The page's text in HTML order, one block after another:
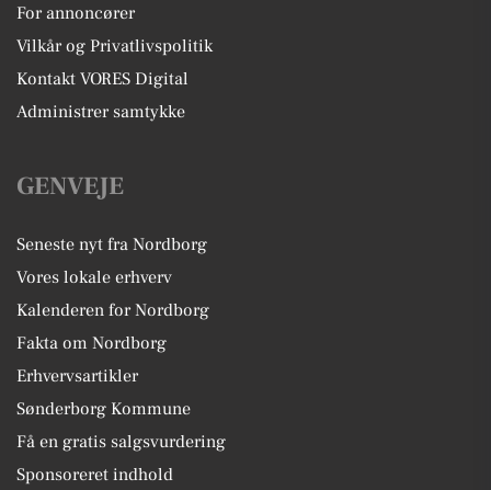
For annoncører
Vilkår og Privatlivspolitik
Kontakt VORES Digital
Administrer samtykke
GENVEJE
Seneste nyt fra Nordborg
Vores lokale erhverv
Kalenderen for Nordborg
Fakta om Nordborg
Erhvervsartikler
Sønderborg Kommune
Få en gratis salgsvurdering
Sponsoreret indhold